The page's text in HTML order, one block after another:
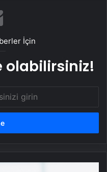
İçin
olabilirsiniz!